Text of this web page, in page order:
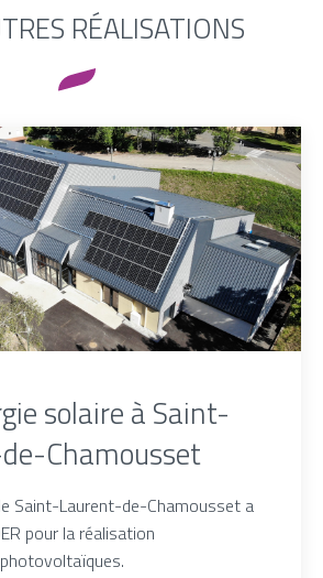
RÉALISATIONS
solaire à Saint-
Chamousset
Saint-Laurent-de-Chamousset a
pour la réalisation